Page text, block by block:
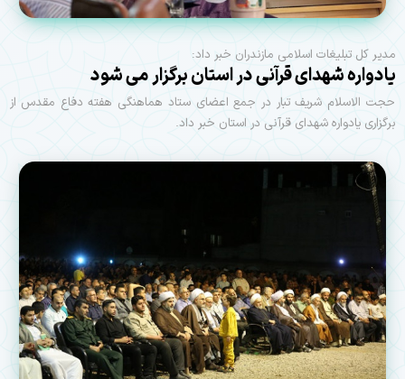
مدیر کل تبلیغات اسلامی مازندران خبر داد:
یادواره شهدای قرآنی در استان برگزار می شود
حجت الاسلام شریف تبار در جمع اعضای ستاد هماهنگی هفته دفاع مقدس از
برگزاری یادواره شهدای قرآنی در استان خبر داد.